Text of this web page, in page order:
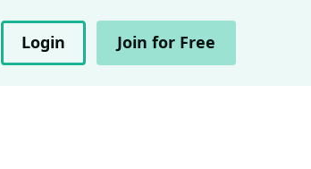
Login Join for Free